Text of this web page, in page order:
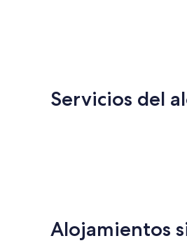
Servicios del
Alojamientos